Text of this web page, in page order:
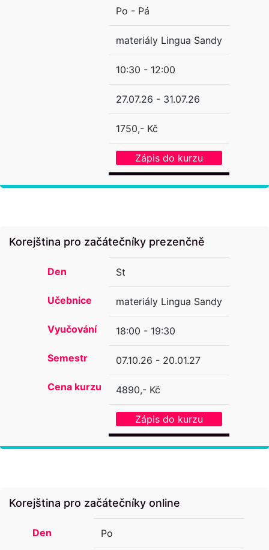
Po - Pá
materiály Lingua Sandy
10:30 - 12:00
27.07.26 - 31.07.26
1750,- Kč
Zápis do kurzu
Korejština pro začátečníky prezenčně
Den
Učebnice
Vyučování
Semestr
Cena kurzu
St
materiály Lingua Sandy
18:00 - 19:30
07.10.26 - 20.01.27
4890,- Kč
Zápis do kurzu
Korejština pro začátečníky online
Den Po